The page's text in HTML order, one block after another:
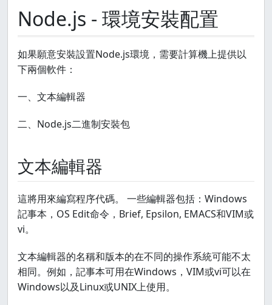
Node.js - 環境安裝配置
如果願意安裝設置Node.js環境，需要計算機上提供以
下兩個軟件：
一、文本編輯器
二、Node.js二進制安裝包
文本編輯器
這將用來編寫程序代碼。 一些編輯器包括：Windows
記事本，OS Edit命令，Brief, Epsilon, EMACS和VIM或
vi。
文本編輯器的名稱和版本的在不同的操作系統可能不太
相同。例如，記事本可用在Windows，VIM或vi可以在
Windows以及Linux或UNIX上使用。